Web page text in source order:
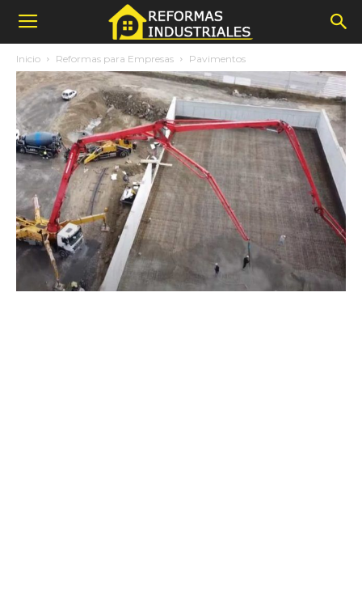
Inicio Reformas para Empresas Pavimentos